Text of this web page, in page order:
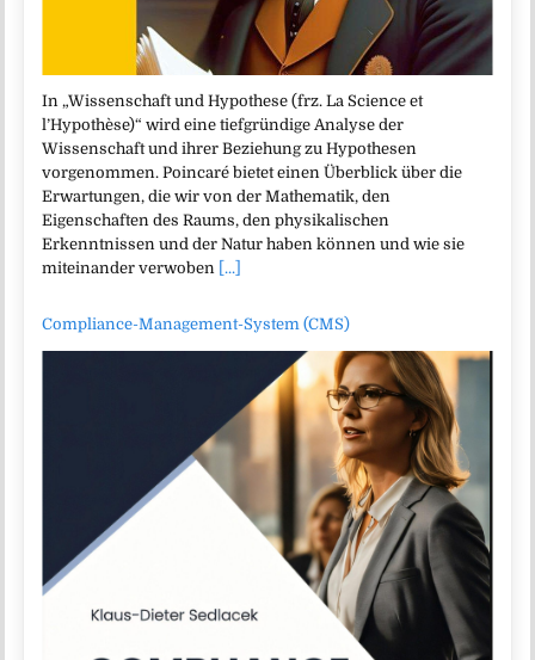
In „Wissenschaft und Hypothese (frz. La Science et
l’Hypothèse)“ wird eine tiefgründige Analyse der
Wissenschaft und ihrer Beziehung zu Hypothesen
vorgenommen. Poincaré bietet einen Überblick über die
Erwartungen, die wir von der Mathematik, den
Eigenschaften des Raums, den physikalischen
Erkenntnissen und der Natur haben können und wie sie
miteinander verwoben [...]
Compliance-Management-System (CMS)